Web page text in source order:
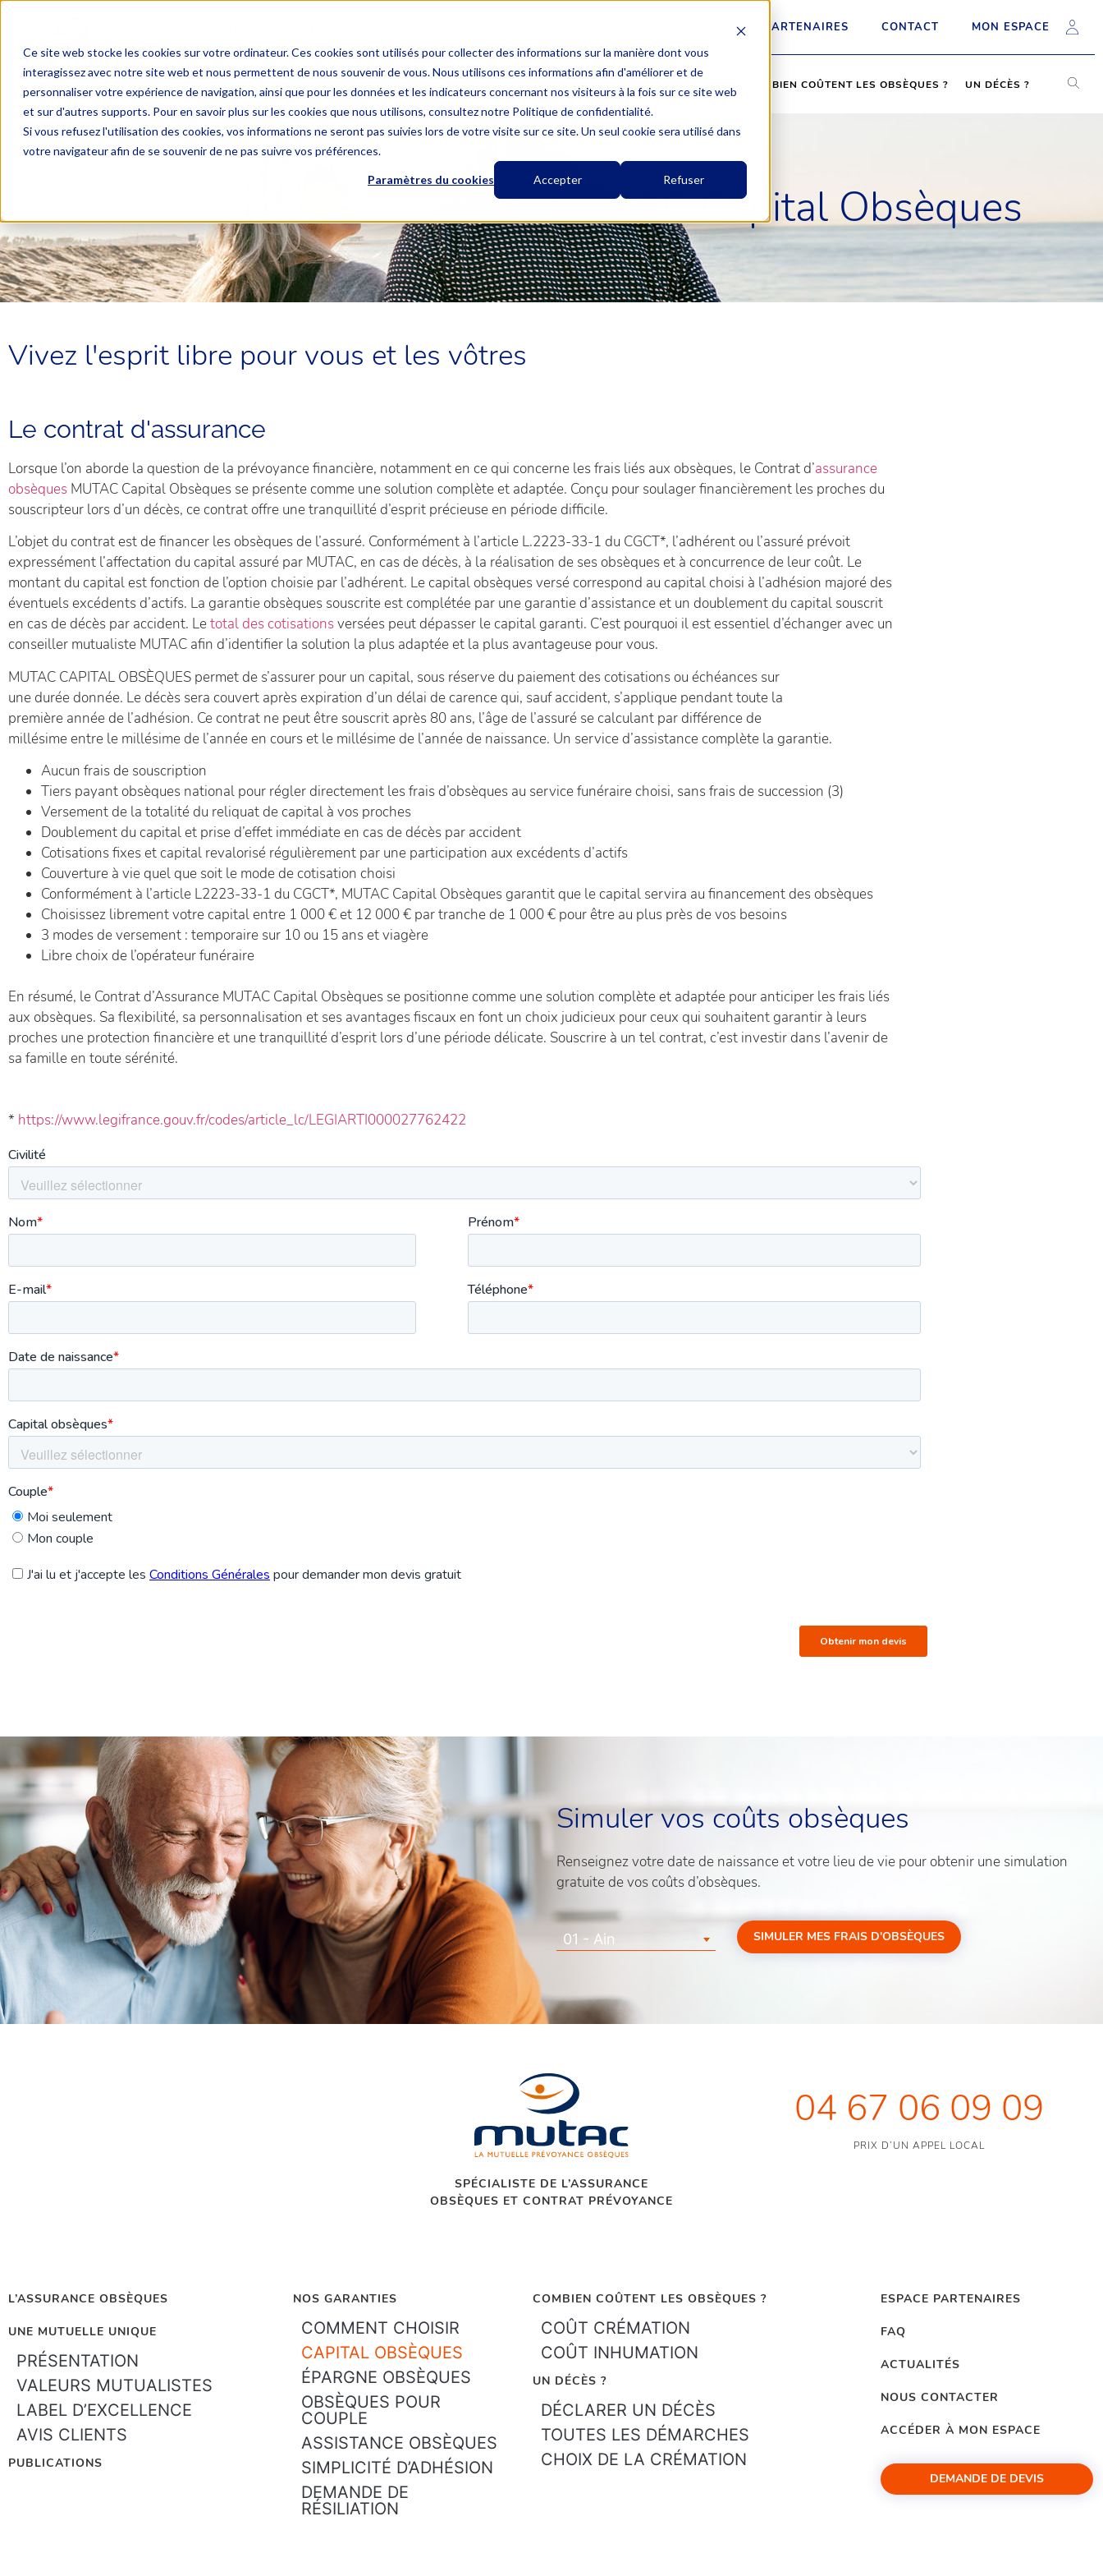
Ce site web stocke les cookies sur votre ordinateur. Ces cookies sont utilisés pour collecter des informations sur la manière dont vous
interagissez avec notre site web et nous permettent de nous souvenir de vous. Nous utilisons ces informations afin d'améliorer et de
personnaliser votre expérience de navigation, ainsi que pour les données et les indicateurs concernant nos visiteurs à la fois sur ce site web
et sur d'autres supports. Pour en savoir plus sur les cookies que nous utilisons, consultez notre Politique de confidentialité.
Si vous refusez l'utilisation des cookies, vos informations ne seront pas suivies lors de votre visite sur ce site. Un seul cookie sera utilisé dans
votre navigateur afin de se souvenir de ne pas suivre vos préférences.
Paramètres du cookies Accepter Refuser
PARTENAIRES CONTACT MON ESPACE
COMBIEN COÛTENT LES OBSÈQUES ? UN DÉCÈS ?
MUTAC Capital Obsèques
Vivez l'esprit libre pour vous et les vôtres
Le contrat d'assurance
Lorsque l’on aborde la question de la prévoyance financière, notamment en ce qui concerne les frais liés aux obsèques, le Contrat d’assurance
obsèques MUTAC Capital Obsèques se présente comme une solution complète et adaptée. Conçu pour soulager financièrement les proches du
souscripteur lors d’un décès, ce contrat offre une tranquillité d’esprit précieuse en période difficile.
L’objet du contrat est de financer les obsèques de l’assuré. Conformément à l’article L.2223-33-1 du CGCT*, l’adhérent ou l’assuré prévoit
expressément l’affectation du capital assuré par MUTAC, en cas de décès, à la réalisation de ses obsèques et à concurrence de leur coût. Le
montant du capital est fonction de l’option choisie par l’adhérent. Le capital obsèques versé correspond au capital choisi à l’adhésion majoré des
éventuels excédents d’actifs. La garantie obsèques souscrite est complétée par une garantie d’assistance et un doublement du capital souscrit
en cas de décès par accident. Letotal des cotisationsversées peut dépasser le capital garanti. C’est pourquoi il est essentiel d’échanger avec un
conseiller mutualiste MUTAC afin d’identifier la solution la plus adaptée et la plus avantageuse pour vous.
MUTAC CAPITAL OBSÈQUES permet de s’assurer pour un capital, sous réserve du paiement des cotisations ou échéances sur
une durée donnée. Le décès sera couvert après expiration d’un délai de carence qui, sauf accident, s’applique pendant toute la
première année de l’adhésion. Ce contrat ne peut être souscrit après 80 ans, l’âge de l’assuré se calculant par différence de
millésime entre le millésime de l’année en cours et le millésime de l’année de naissance. Un service d’assistance complète la garantie.
Aucun frais de souscription
Tiers payant obsèques national pour régler directement les frais d’obsèques au service funéraire choisi, sans frais de succession (3)
Versement de la totalité du reliquat de capital à vos proches
Doublement du capital et prise d’effet immédiate en cas de décès par accident
Cotisations fixes et capital revalorisé régulièrement par une participation aux excédents d’actifs
Couverture à vie quel que soit le mode de cotisation choisi
Conformément à l’article L2223-33-1 du CGCT*, MUTAC Capital Obsèques garantit que le capital servira au financement des obsèques
Choisissez librement votre capital entre 1 000 € et 12 000 € par tranche de 1 000 € pour être au plus près de vos besoins
3 modes de versement : temporaire sur 10 ou 15 ans et viagère
Libre choix de l’opérateur funéraire
En résumé, le Contrat d’Assurance MUTAC Capital Obsèques se positionne comme une solution complète et adaptée pour anticiper les frais liés
aux obsèques. Sa flexibilité, sa personnalisation et ses avantages fiscaux en font un choix judicieux pour ceux qui souhaitent garantir à leurs
proches une protection financière et une tranquillité d’esprit lors d’une période délicate. Souscrire à un tel contrat, c’est investir dans l’avenir de
sa famille en toute sérénité.
* https://www.legifrance.gouv.fr/codes/article_lc/LEGIARTI000027762422
Simuler vos coûts obsèques
Renseignez votre date de naissance et votre lieu de vie pour obtenir une simulation
gratuite de vos coûts d’obsèques.
01 - Ain SIMULER MES FRAIS D'OBSÈQUES
SPÉCIALISTE DE L’ASSURANCE
OBSÈQUES ET CONTRAT PRÉVOYANCE
04 67 06 09 09
PRIX D’UN APPEL LOCAL
L’ASSURANCE OBSÈQUES
UNE MUTUELLE UNIQUE
PRÉSENTATION
VALEURS MUTUALISTES
LABEL D’EXCELLENCE
AVIS CLIENTS
PUBLICATIONS
NOS GARANTIES
COMMENT CHOISIR
CAPITAL OBSÈQUES
ÉPARGNE OBSÈQUES
OBSÈQUES POUR
COUPLE
ASSISTANCE OBSÈQUES
SIMPLICITÉ D’ADHÉSION
DEMANDE DE
RÉSILIATION
COMBIEN COÛTENT LES OBSÈQUES ?
COÛT CRÉMATION
COÛT INHUMATION
UN DÉCÈS ?
DÉCLARER UN DÉCÈS
TOUTES LES DÉMARCHES
CHOIX DE LA CRÉMATION
ESPACE PARTENAIRES
FAQ
ACTUALITÉS
NOUS CONTACTER
ACCÉDER À MON ESPACE
DEMANDE DE DEVIS